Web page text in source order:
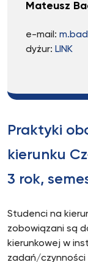
Mateusz
e-mail:
dyżur: LINK
Praktyki
kierunku
3 rok,
Studenci na
zobowiązani są
kierunkowej w
zadań/czynności